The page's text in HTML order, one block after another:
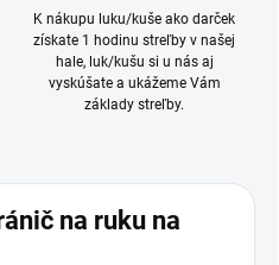
K nákupu luku/kuše ako darček
získate 1 hodinu streľby v našej
hale, luk/kušu si u nás aj
vyskúšate a ukážeme Vám
základy streľby.
na ruku na